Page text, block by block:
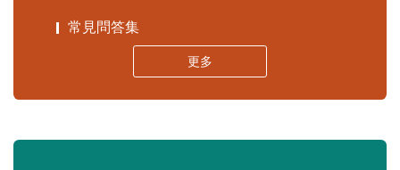
常見問答集
更多